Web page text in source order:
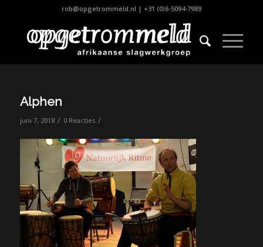
rob@opgetrommeld.nl | +31 (0)6-5094-7989
Alphen
juni 7, 2018 / 0 Reacties /